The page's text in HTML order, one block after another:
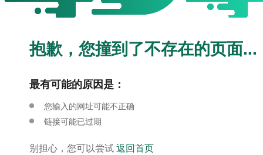
抱歉，您撞到了不存在的页面...
最有可能的原因是：
您输入的网址可能不正确
链接可能已过期
别担心，您可以尝试返回首页